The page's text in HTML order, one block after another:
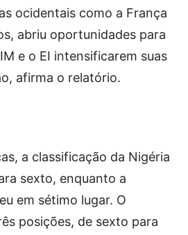
ocidentais como a França
abriu oportunidades para
e o EI intensificarem suas
afirma o relatório.
a classificação da Nigéria
sexto, enquanto a
em sétimo lugar. O
posições, de sexto para